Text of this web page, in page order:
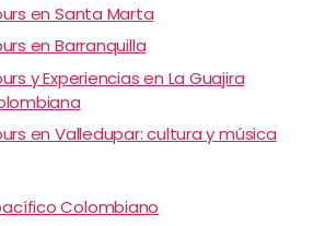
en Santa Marta
en Barranquilla
y Experiencias en La Guajira
en Valledupar: cultura y música
Colombiano